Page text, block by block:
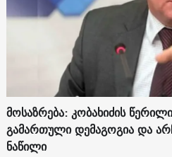
მოსაზრება: კობახიძის
გამართული დემაგოგია და
ნაწილი